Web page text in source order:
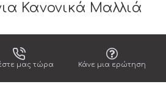
Κανονικά Μαλλιά
μας τώρα Κάνε μια ερώτηση